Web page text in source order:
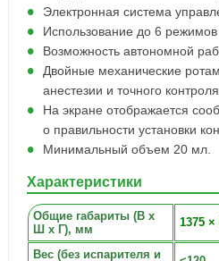
Электронная система
Использование до 6
Возможность автономной
Двойные механические
анестезии и точного контроля
На экране отображается
о правильности установки
Минимальный объем 20 мл.
Характеристики
Общие габариты (В х
Ш х Г), мм
1375 ×
Вес (без испарителя и